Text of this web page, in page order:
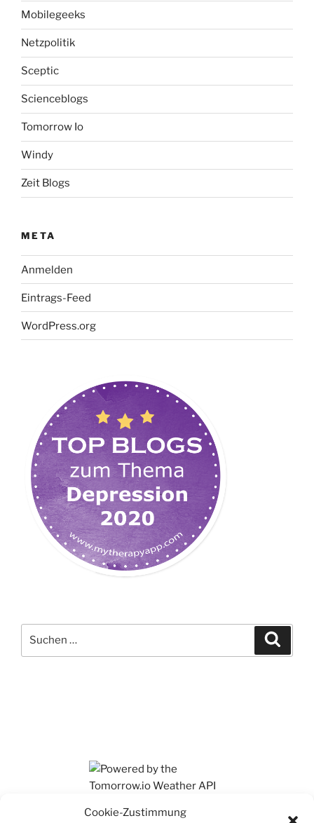
Cookie-Zustimmung
Mobilegeeks
Netzpolitik
Sceptic
Scienceblogs
Tomorrow Io
Windy
Zeit Blogs
META
Anmelden
Eintrags-Feed
WordPress.org
nach: